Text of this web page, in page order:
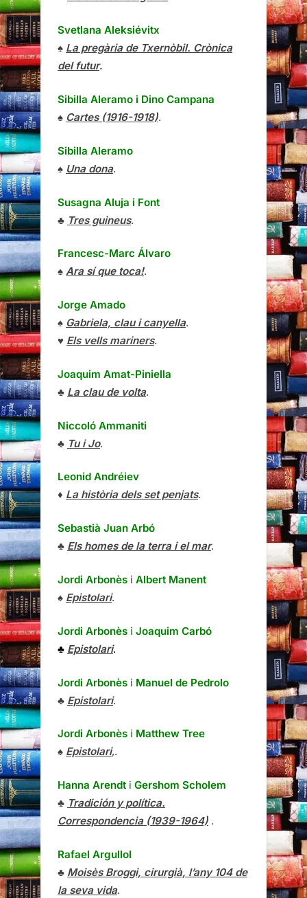
Svetlana Aleksiévitx
♠ La pregària de Txernòbil. Crònica
del futur.
Sibilla Aleramo i Dino Campana
♠ Cartes (1916-1918).
Sibilla Aleramo
♠ Una dona.
Susagna Aluja i Font
♣ Tres guineus.
Francesc-Marc Álvaro
♠ Ara sí que toca!.
Jorge Amado
♠ Gabriela, clau i canyella.
♥ Els vells mariners.
Joaquim Amat-Piniella
♣ La clau de volta.
Niccoló Ammaniti
♣ Tu i Jo.
Leonid Andréiev
♦ La història dels set penjats.
Sebastià Juan Arbó
♣ Els homes de la terra i el mar.
Jordi Arbonès i Albert Manent
♠ Epistolari.
Jordi Arbonès i Joaquim Carbó
♣ Epistolari.
Jordi Arbonès i Manuel de Pedrolo
♣ Epistolari.
Jordi Arbonès i Matthew Tree
♠ Epistolari,.
Hanna Arendt i Gershom Scholem
♣ Tradición y política.
Correspondencia (1939-1964) .
Rafael Argullol
♣ Moisès Broggi, cirurgià, l’any 104 de
la seva vida.